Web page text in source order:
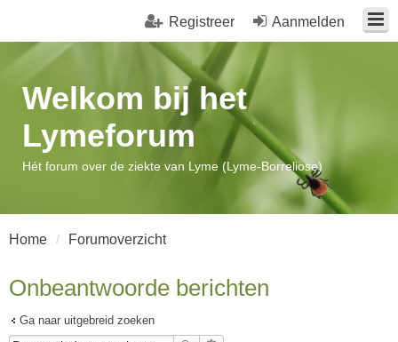
Aanmelden
Registreer
Welkom bij het
Lymeforum
Hét forum over de ziekte van Lyme (Lyme-Borreliose)
Home Forumoverzicht
Onbeantwoorde berichten
Ga naar uitgebreid zoeken